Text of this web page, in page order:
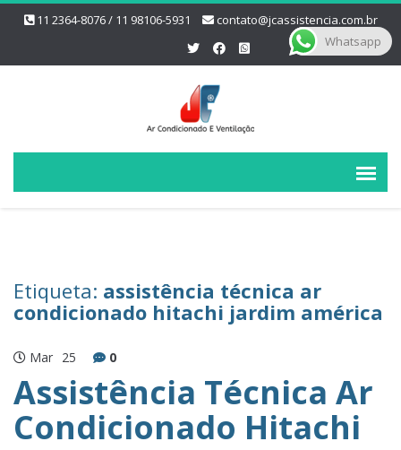
11 2364-8076 / 11 98106-5931 contato@jcassistencia.com.br
Etiqueta: assistência técnica ar
condicionado hitachi jardim américa
Mar 25 0
Assistência Técnica Ar
Condicionado Hitachi
Whatsapp